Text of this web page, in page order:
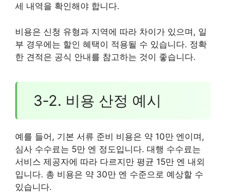
세 내역을 확인해야 합니다.
비용은 신청 유형과 지역에 따라 차이가 있으며, 일
부 경우에는 할인 혜택이 적용될 수 있습니다. 정확
한 견적은 공식 안내를 참고하는 것이 좋습니다.
3-2. 비용 산정 예시
예를 들어, 기본 서류 준비 비용은 약 10만 엔이며,
심사 수수료는 5만 엔 정도입니다. 대행 수수료는
서비스 제공자에 따라 다르지만 평균 15만 엔 내외
입니다. 총 비용은 약 30만 엔 수준으로 예상할 수
있습니다.